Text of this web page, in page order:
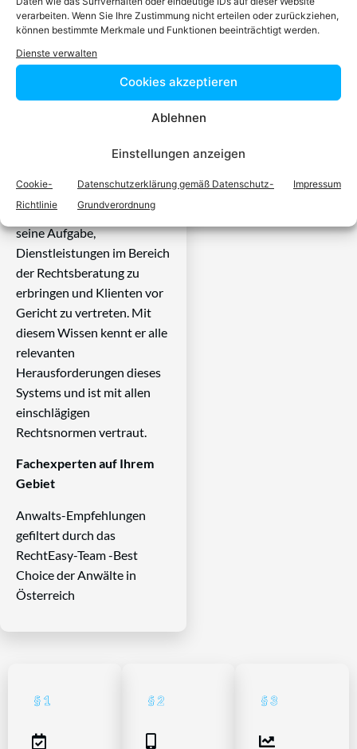
verarbeiten. Wenn Sie Ihre Zustimmung nicht erteilen oder zurückziehen,
können bestimmte Merkmale und Funktionen beeinträchtigt werden.
Dienste verwalten
Cookies akzeptieren
Ablehnen
Einstellungen anzeigen
Cookie-
Richtlinie
Datenschutzerklärung gemäß Datenschutz-
Grundverordnung
Impressum
der auf Ihr
Rechtsproblem
spezialisiert ist
eine zugelassen Anwältin ist
zu beraten und Klienten vor
Gericht zu vertreten. Es ist
seine Aufgabe,
Dienstleistungen im Bereich
der Rechtsberatung zu
erbringen und Klienten vor
Gericht zu vertreten. Mit
diesem Wissen kennt er alle
relevanten
Herausforderungen dieses
Systems und ist mit allen
einschlägigen
Rechtsnormen vertraut.
Fachexperten auf Ihrem
Gebiet
Anwalts-Empfehlungen
gefiltert durch das
RechtEasy-Team -Best
Choice der Anwälte in
Österreich